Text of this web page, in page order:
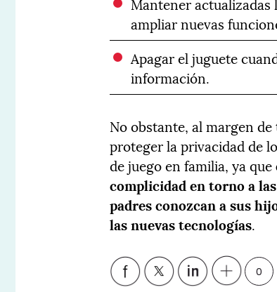
ampliar nuevas
Apagar el juguete
información.
No obstante, al margen
proteger la privacidad de
de juego en familia, ya que
complicidad en torno a
padres conozcan a sus
las nuevas tecnologías.
0